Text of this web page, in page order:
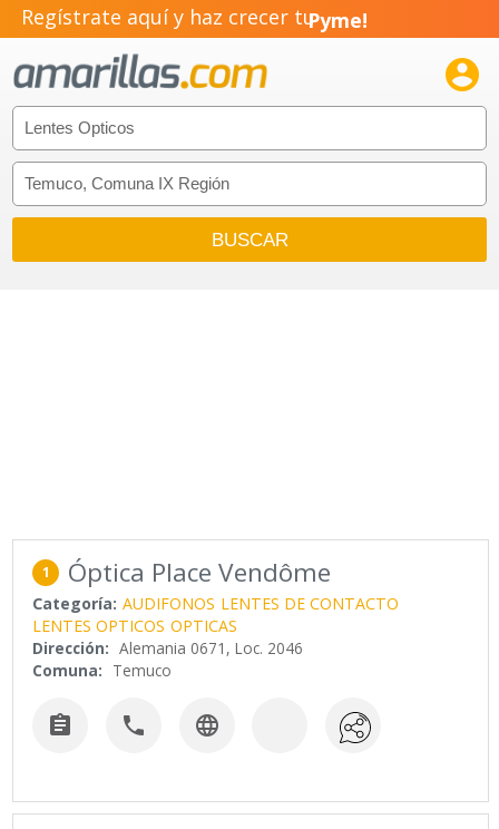
Regístrate aquí y haz crecer tuPyme!
Emprendimiento!

1 Óptica Place Vendôme
Categoría: AUDIFONOS LENTES DE CONTACTO
LENTES OPTICOS OPTICAS
Dirección: Alemania 0671, Loc. 2046
Comuna: Temuco
  